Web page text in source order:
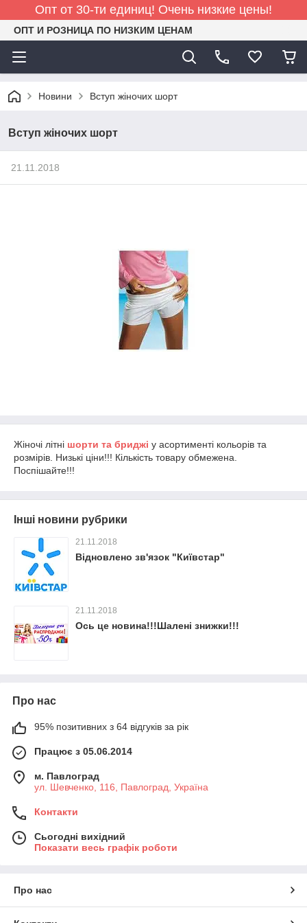
Опт от 30-ти единиц! Очень низкие цены!
ОПТ И РОЗНИЦА ПО НИЗКИМ ЦЕНАМ
Новини Вступ жіночих шорт
Вступ жіночих шорт
21.11.2018
Жіночі літні шорти та бриджі у асортименті кольорів та
розмірів. Низькі ціни!!! Кількість товару обмежена.
Поспішайте!!!
Інші новини рубрики
21.11.2018
Відновлено зв'язок "Київстар"
21.11.2018
Ось це новина!!!Шалені знижки!!!
Про нас
95% позитивних з 64 відгуків за рік
Працює з 05.06.2014
м. Павлоград
ул. Шевченко, 116, Павлоград, Україна
Контакти
Сьогодні вихідний
Показати весь графік роботи
Про нас